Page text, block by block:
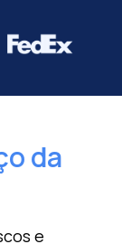
da
e